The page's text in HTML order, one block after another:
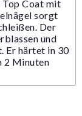
Top Coat mit
sorgt
Der
und
Er härtet in 30
2 Minuten